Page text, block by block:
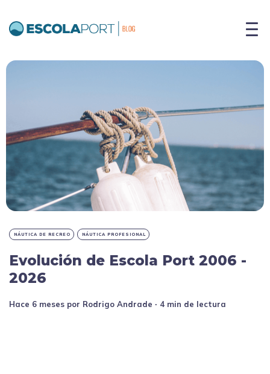
NÁUTICA DE RECREO NÁUTICA PROFESIONAL
Evolución de Escola Port 2006 -
2026
hace 6 meses por Rodrigo Andrade ∙ 4 min de lectura